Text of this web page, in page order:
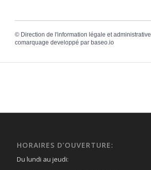
© Direction de l'information légale et administrative
comarquage developpé par baseo.io
HORAIRES D’OUVERTURE:
Du lundi au jeudi: